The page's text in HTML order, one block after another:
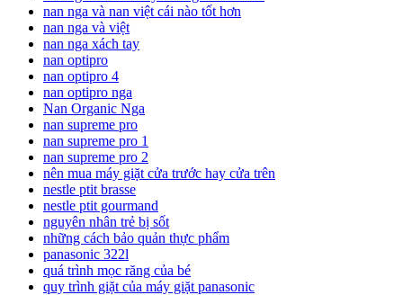
nan nga và nan việt cái nào tốt hơn
nan nga và việt
nan nga xách tay
nan optipro
nan optipro 4
nan optipro nga
Nan Organic Nga
nan supreme pro
nan supreme pro 1
nan supreme pro 2
nên mua máy giặt cửa trước hay cửa trên
nestle ptit brasse
nestle ptit gourmand
nguyên nhân trẻ bị sốt
những cách bảo quản thực phẩm
panasonic 322l
quá trình mọc răng của bé
quy trình giặt của máy giặt panasonic